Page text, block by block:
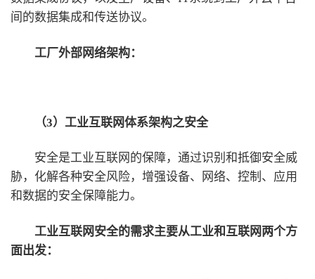
间的数据集成和传送协议。
工厂外部网络架构：
（3）工业互联网体系架构之安全
安全是工业互联网的保障，通过识别和抵御安全威
胁，化解各种安全风险，增强设备、网络、控制、应用
和数据的安全保障能力。
工业互联网安全的需求主要从工业和互联网两个方
面出发：